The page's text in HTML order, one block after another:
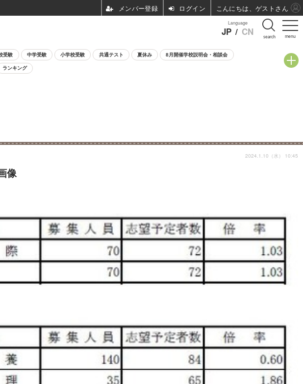
menu
Language
JP / CN search
受験 中学受験 小学校受験 共通テスト 夏休み 8月開催学校説明会・相談会
ランキング
像
2024.1.10（水） 10:45
ログイン こんにちは、ゲストさん